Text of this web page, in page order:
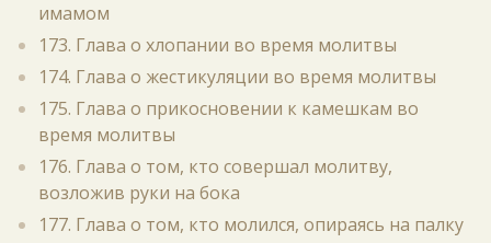
имамом
173. Глава о хлопании во время молитвы
174. Глава о жестикуляции во время молитвы
175. Глава о прикосновении к камешкам во
время молитвы
176. Глава о том, кто совершал молитву,
возложив руки на бока
177. Глава о том, кто молился, опираясь на палку